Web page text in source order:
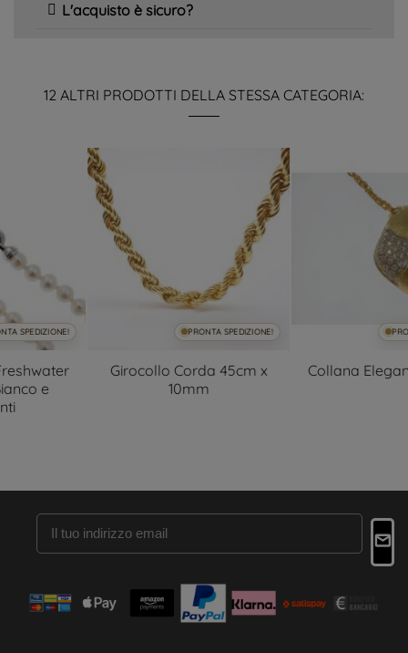
L'acquisto è sicuro?
12 ALTRI PRODOTTI DELLA STESSA CATEGORIA:
PRONTA SPEDIZIONE!
Girocollo Corda 45cm x
PRONTA SPEDIZIONE!
Collana Eleganza Dorata